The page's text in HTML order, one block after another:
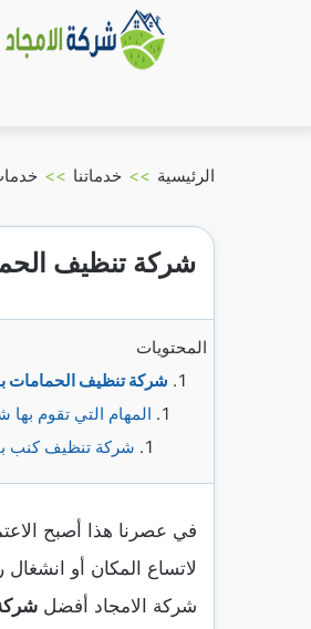
الرئيسية >> خدماتنا >>
شركة تنظيف
المحتويات
شركة تنظيف الحمامات
المهام التي تقوم
شركة تنظيف كنب
في عصرنا هذا أصبح
لاتساع المكان أو انشغال
شركة الامجاد أفضل